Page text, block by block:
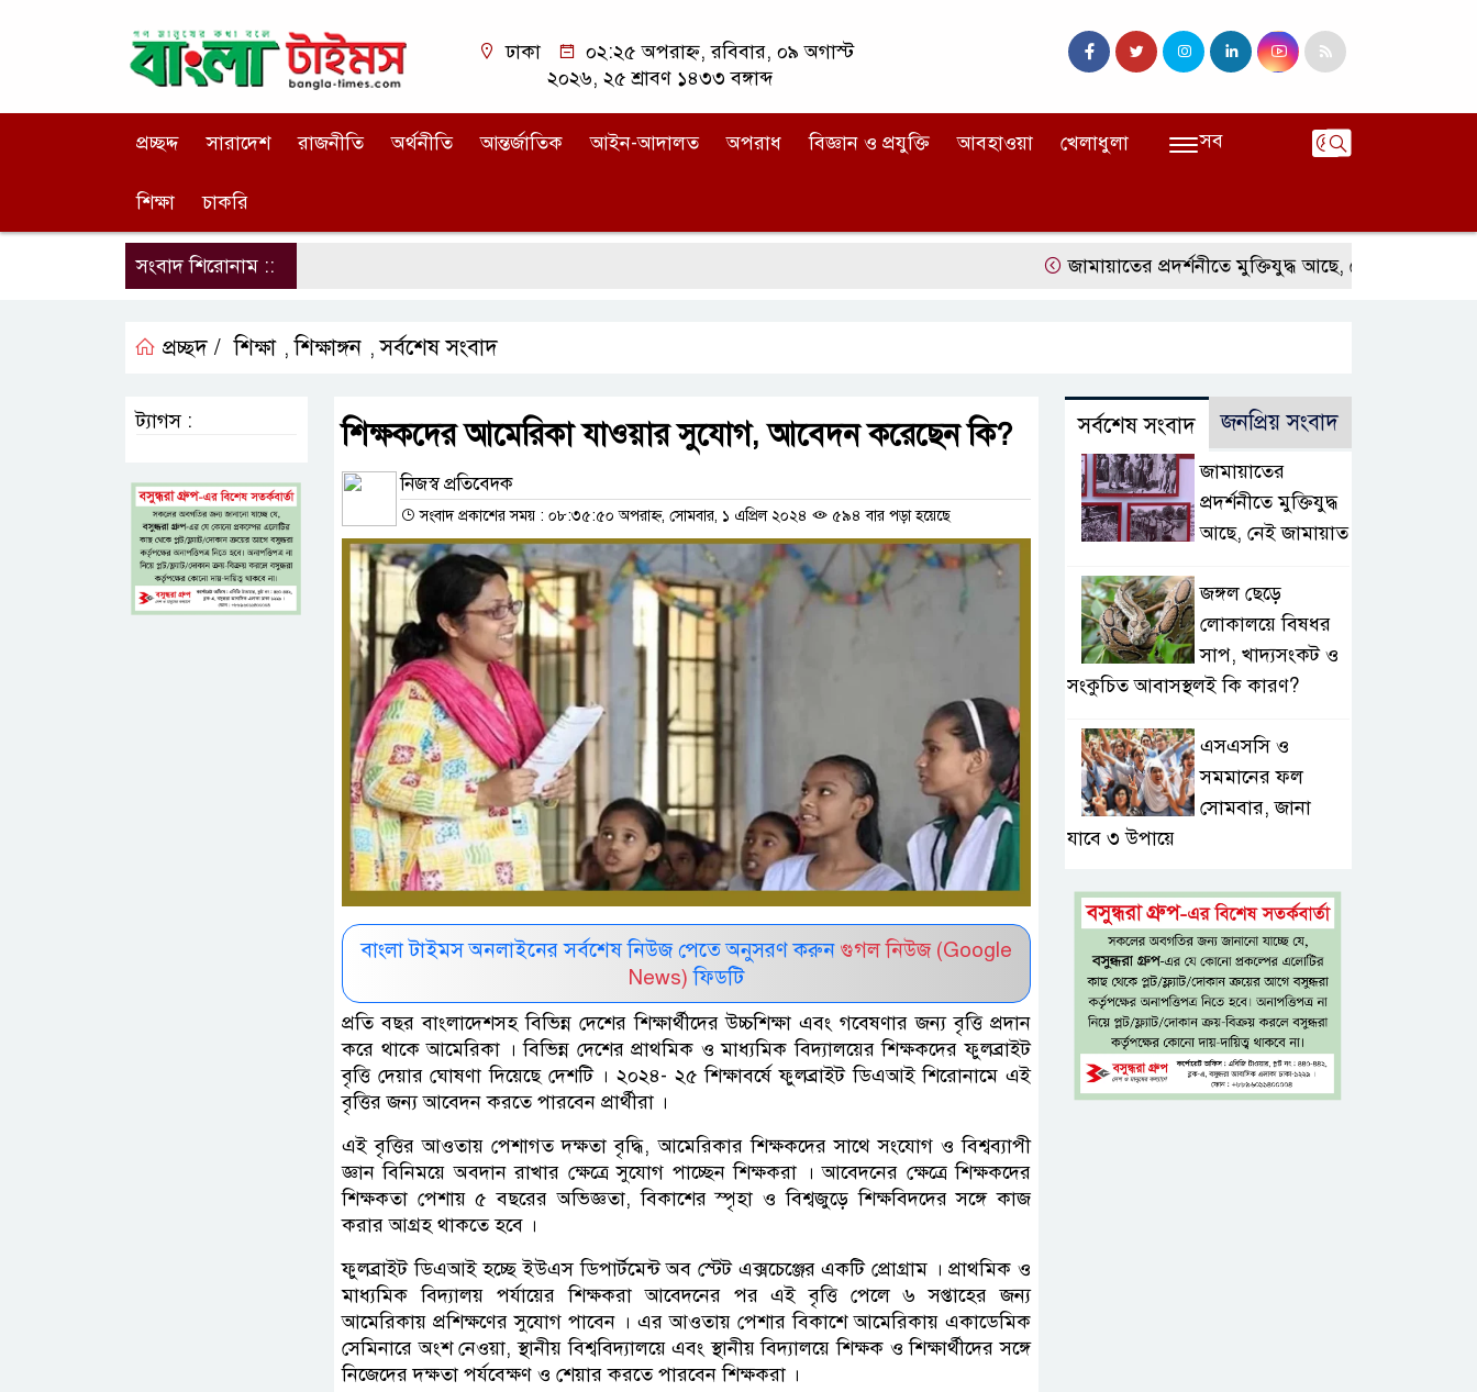
ঢাকা
০২:২৫ অপরাহ্ন, রবিবার, ০৯ অগাস্ট
২০২৬, ২৫ শ্রাবণ ১৪৩৩ বঙ্গাব্দ
প্রচ্ছদ্দ সারাদেশ রাজনীতি অর্থনীতি আন্তর্জাতিক আইন-আদালত অপরাধ বিজ্ঞান ও প্রযুক্তি আবহাওয়া খেলাধুলা
শিক্ষা চাকরি
সব
সংবাদ শিরোনাম :: জামায়াতের প্রদর্শনীতে মুক্তিযুদ্ধ আছে, নেই জামায়াত
প্রচ্ছদ / শিক্ষা ,শিক্ষাঙ্গন ,সর্বশেষ সংবাদ
শিক্ষকদের আমেরিকা যাওয়ার সুযোগ, আবেদন করেছেন কি?
নিজস্ব প্রতিবেদক
সংবাদ প্রকাশের সময় : ০৮:৩৫:৫০ অপরাহ্ন, সোমবার, ১ এপ্রিল ২০২৪ ৫৯৪ বার পড়া হয়েছে
বাংলা টাইমস অনলাইনের সর্বশেষ নিউজ পেতে অনুসরণ করুন গুগল নিউজ (Google
News) ফিডটি
প্রতি বছর বাংলাদেশসহ বিভিন্ন দেশের শিক্ষার্থীদের উচ্চশিক্ষা এবং গবেষণার জন্য বৃত্তি প্রদান
করে থাকে আমেরিকা । বিভিন্ন দেশের প্রাথমিক ও মাধ্যমিক বিদ্যালয়ের শিক্ষকদের ফুলব্রাইট
বৃত্তি দেয়ার ঘোষণা দিয়েছে দেশটি । ২০২৪- ২৫ শিক্ষাবর্ষে ফুলব্রাইট ডিএআই শিরোনামে এই
বৃত্তির জন্য আবেদন করতে পারবেন প্রার্থীরা ।
এই বৃত্তির আওতায় পেশাগত দক্ষতা বৃদ্ধি, আমেরিকার শিক্ষকদের সাথে সংযোগ ও বিশ্বব্যাপী
জ্ঞান বিনিময়ে অবদান রাখার ক্ষেত্রে সুযোগ পাচ্ছেন শিক্ষকরা । আবেদনের ক্ষেত্রে শিক্ষকদের
শিক্ষকতা পেশায় ৫ বছরের অভিজ্ঞতা, বিকাশের স্পৃহা ও বিশ্বজুড়ে শিক্ষবিদদের সঙ্গে কাজ
করার আগ্রহ থাকতে হবে ।
ফুলব্রাইট ডিএআই হচ্ছে ইউএস ডিপার্টমেন্ট অব স্টেট এক্সচেঞ্জের একটি প্রোগ্রাম । প্রাথমিক ও
মাধ্যমিক বিদ্যালয় পর্যায়ের শিক্ষকরা আবেদনের পর এই বৃত্তি পেলে ৬ সপ্তাহের জন্য
আমেরিকায় প্রশিক্ষণের সুযোগ পাবেন । এর আওতায় পেশার বিকাশে আমেরিকায় একাডেমিক
সেমিনারে অংশ নেওয়া, স্থানীয় বিশ্ববিদ্যালয়ে এবং স্থানীয় বিদ্যালয়ে শিক্ষক ও শিক্ষার্থীদের সঙ্গে
নিজেদের দক্ষতা পর্যবেক্ষণ ও শেয়ার করতে পারবেন শিক্ষকরা ।
ট্যাগস : সর্বশেষ সংবাদ জনপ্রিয় সংবাদ
জামায়াতের
প্রদর্শনীতে মুক্তিযুদ্ধ
আছে, নেই জামায়াত
জঙ্গল ছেড়ে
লোকালয়ে বিষধর
সাপ, খাদ্যসংকট ও
সংকুচিত আবাসস্থলই কি কারণ?
এসএসসি ও
সমমানের ফল
সোমবার, জানা
যাবে ৩ উপায়ে
একই খাটে মা-
ছেলের লাশ, শিশুর
হাত-পা বাঁধা—
যশোরে রহস্যজনক মৃত্যু
মাকে খুঁজতে এসে
মিলল পলিথিনে